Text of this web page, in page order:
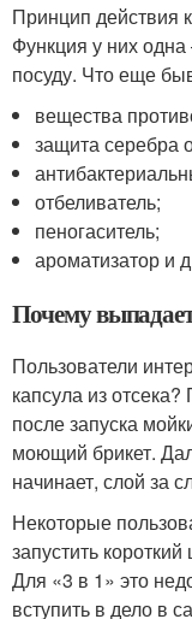
Принцип действия
Функция у них
посуду. Что еще
вещества
защита серебра
отбеливатель;
пеногаситель;
ароматизатор и
Почему
Пользователи
капсула из
после запуска
моющий брикет.
начинает, слой за
Некоторые
запустить
Для «3 в 1» это
вступить в дело в